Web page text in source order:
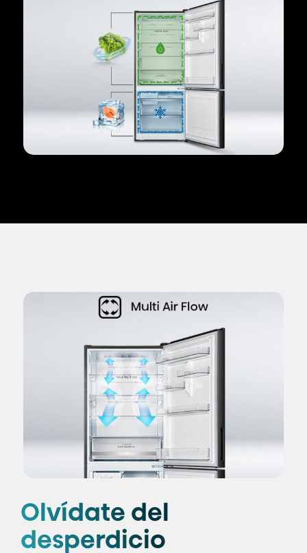
Olvídate del
desperdicio